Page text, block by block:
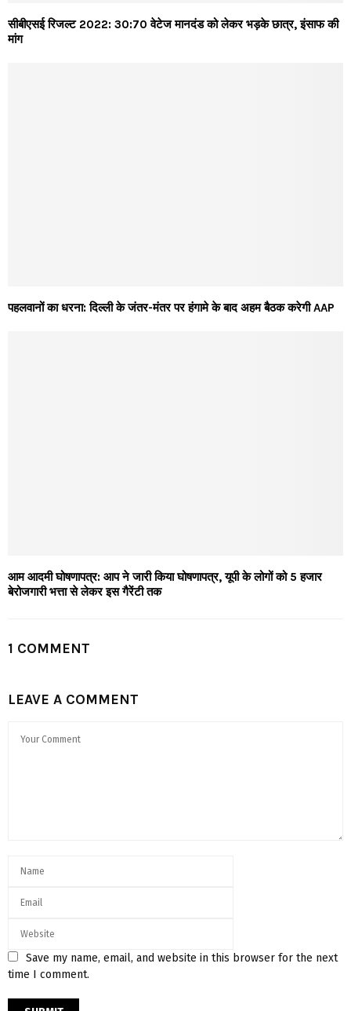
सीबीएसई रिजल्ट 2022: 30:70 वेटेज मानदंड को लेकर भड़के छात्र, इंसाफ की
मांग
पहलवानों का धरना: दिल्ली के जंतर-मंतर पर हंगामे के बाद अहम बैठक करेगी AAP
आम आदमी घोषणापत्र: आप ने जारी किया घोषणापत्र, यूपी के लोगों को 5 हजार
बेरोजगारी भत्ता से लेकर इस गैरेंटी तक
1 COMMENT
LEAVE A COMMENT
Save my name, email, and website in this browser for the next
time I comment.